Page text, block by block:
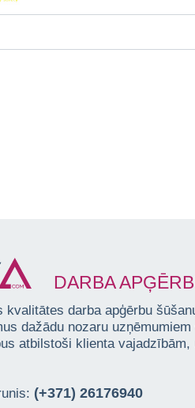
DARBA
kvalitātes darba apģērbu
dažādu nozaru
atbilstoši klienta
(+371) 26176940